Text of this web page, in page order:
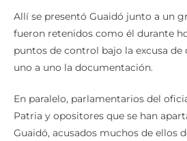
fueron retenidos como él durante
puntos de control bajo la excusa de
uno a uno la documentación.
Patria y opositores que se han
Guaidó, acusados muchos de ellos
ingresaron sin mayor problema.